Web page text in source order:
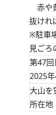
赤や
抜けれ
※駐車
見ごろ
第47
2025年
大山を
所在